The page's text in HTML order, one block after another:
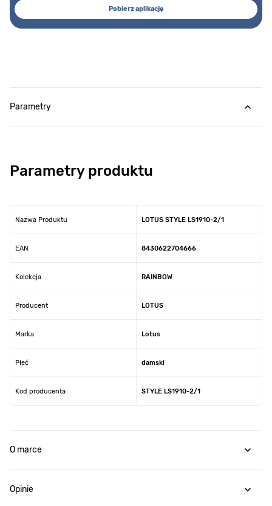
Pobierz aplikację
Parametry
Parametry produktu
Nazwa Produktu LOTUS STYLE LS1910-2/1
EAN 8430622704666
Kolekcja RAINBOW
Producent LOTUS
Marka Lotus
Płeć damski
Kod producenta STYLE LS1910-2/1
O marce
Opinie